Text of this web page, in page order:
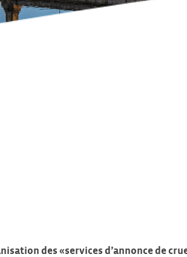
des «services d’annonce de